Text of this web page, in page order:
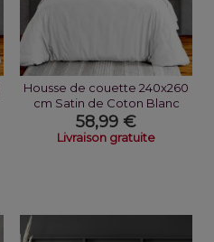
Housse de couette 240x260
cm Satin de Coton Blanc
58,99 €
Livraison gratuite